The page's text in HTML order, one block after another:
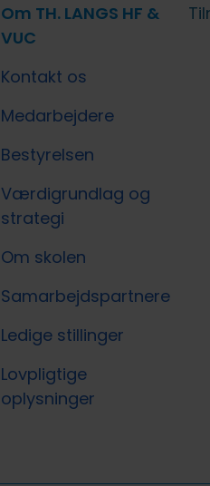
Om TH. LANGS HF &
VUC
Kontakt os
Medarbejdere
Bestyrelsen
Værdigrundlag og
strategi
Om skolen
Samarbejdspartnere
Ledige stillinger
Lovpligtige
oplysninger